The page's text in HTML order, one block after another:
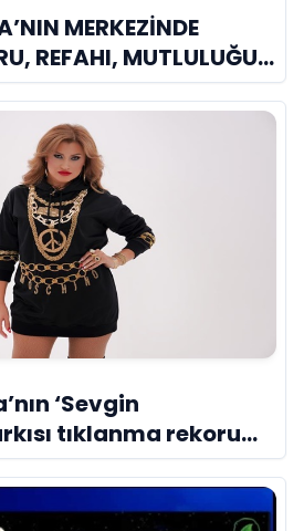
MERKEZİNDE
REFAHI, MUTLULUĞU
‘Sevgin
tıklanma rekoru